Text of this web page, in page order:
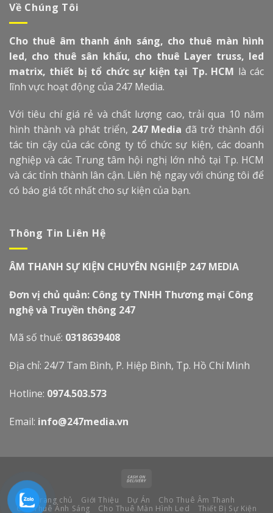
Về Chúng Tôi
Cho thuê âm thanh ánh sáng, cho thuê màn hình
led, cho thuê sân khấu, cho thuê Layer truss, led
matrix, thiết bị tổ chức sự kiện tại Tp. HCM là các
lĩnh vực hoạt động của 247 Media.
Với tiêu chí giá rẻ và chất lượng cao, trải qua 10 năm
hình thành và phát triển, 247 Media đã trở thành đối
tác tin cậy của các công ty tổ chức sự kiện, các doanh
nghiệp và các Trung tâm hội nghị lớn nhỏ tại Tp. HCM
và các tỉnh thành lân cận. Liên hệ ngay với chúng tôi để
có báo giá tốt nhất cho sự kiện của bạn.
Thông Tin Liên Hệ
ÂM THANH SỰ KIỆN CHUYÊN NGHIỆP 247 MEDIA
Đơn vị chủ quản: Công ty TNHH Thương mại Công
nghệ và Truyền thông 247
Mã số thuế: 0318639408
Địa chỉ: 24/7 Tam Bình, P. Hiệp Bình, Tp. Hồ Chí Minh
Hotline: 0974.503.573
Email: info@247media.vn
Trang chủ Giới Thiệu Dự Án
Cho Thuê Âm Thanh
Cho Thuê Ánh Sáng
Cho Thuê Màn Hình Led
Thiết Bị Sự Kiện